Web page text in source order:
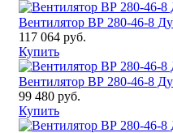
Вентилятор ВР 280-46-8
117 064 руб.
Купить
Вентилятор ВР 280-46-8
99 480 руб.
Купить